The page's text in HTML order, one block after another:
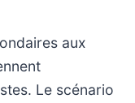
aux
Le scénario